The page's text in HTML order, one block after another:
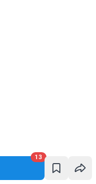
13